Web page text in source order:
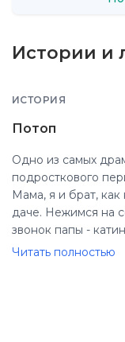
Истории и
ИСТОРИЯ
Потоп
Одно из самых
подросткового
Мама, я и брат,
даче. Нежимся на
звонок папы -
уезжаю домой;
Читать полностью